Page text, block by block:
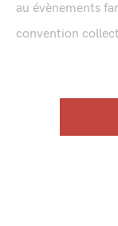
au évènements
convention